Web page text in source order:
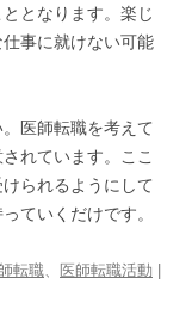
となります。楽じ
事に就けない可能
医師転職を考えて
れています。ここ
られるようにして
ていくだけです。
転職、 医師転職活動